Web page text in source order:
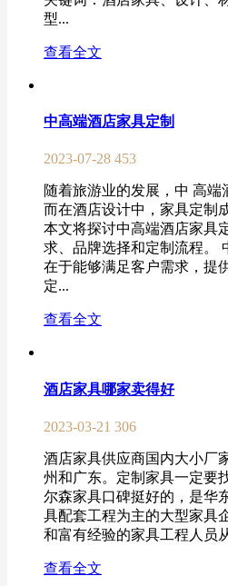
型...
查看全文
中高端酒店家具定制
2023-07-28 453
随着旅游业的发展，中 高端
而在酒店设计中，家具定制
本文将探讨中高端酒店家具
求、品牌选择和定制流程。
在于能够满足客户需求，提
定...
查看全文
酒店家具哪家卖得好
2023-03-21 306
酒店家具供应商国内大小厂
州和广东。定制家具一定要
尔森家具口碑挺好的，是华
具配套工程为主的大型家具
和富有经验的家具工程人员
查看全文